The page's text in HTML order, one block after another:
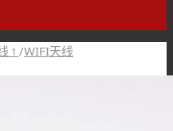
1 /WIFI天线